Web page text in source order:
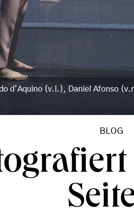
d’Aquino (v.l.), Daniel Afonso
BLOG